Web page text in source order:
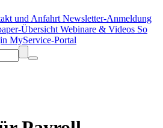
und Anfahrt Newsletter-Anmeldung
Übersicht Webinare & Videos So
MyService-Portal